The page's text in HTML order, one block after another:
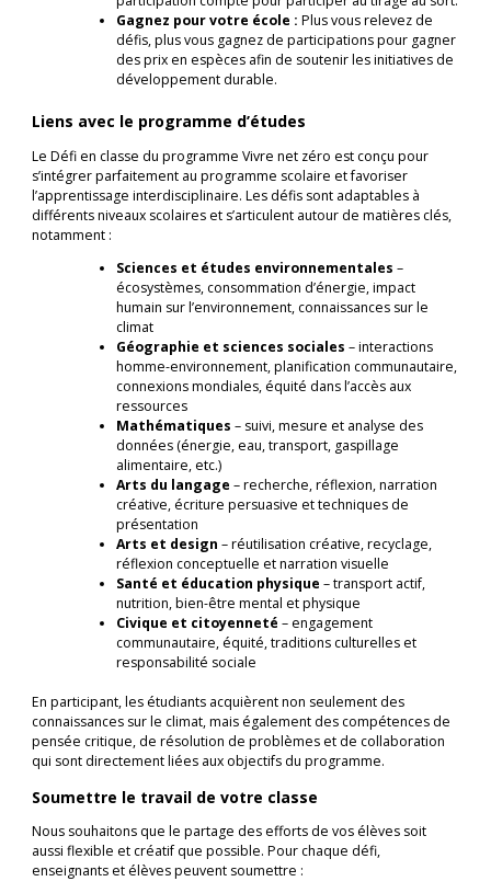
Gagnez pour votre école : Plus vous relevez de
défis, plus vous gagnez de participations pour gagner
des prix en espèces afin de soutenir les initiatives de
développement durable.
Liens avec le programme d’études
Le Défi en classe du programme Vivre net zéro est conçu pour
s’intégrer parfaitement au programme scolaire et favoriser
l’apprentissage interdisciplinaire. Les défis sont adaptables à
différents niveaux scolaires et s’articulent autour de matières clés,
notamment :
Sciences et études environnementales –
écosystèmes, consommation d’énergie, impact
humain sur l’environnement, connaissances sur le
climat
Géographie et sciences sociales – interactions
homme-environnement, planification communautaire,
connexions mondiales, équité dans l’accès aux
ressources
Mathématiques – suivi, mesure et analyse des
données (énergie, eau, transport, gaspillage
alimentaire, etc.)
Arts du langage – recherche, réflexion, narration
créative, écriture persuasive et techniques de
présentation
Arts et design – réutilisation créative, recyclage,
réflexion conceptuelle et narration visuelle
Santé et éducation physique – transport actif,
nutrition, bien-être mental et physique
Civique et citoyenneté – engagement
communautaire, équité, traditions culturelles et
responsabilité sociale
En participant, les étudiants acquièrent non seulement des
connaissances sur le climat, mais également des compétences de
pensée critique, de résolution de problèmes et de collaboration
qui sont directement liées aux objectifs du programme.
Soumettre le travail de votre classe
Nous souhaitons que le partage des efforts de vos élèves soit
aussi flexible et créatif que possible. Pour chaque défi,
enseignants et élèves peuvent soumettre :